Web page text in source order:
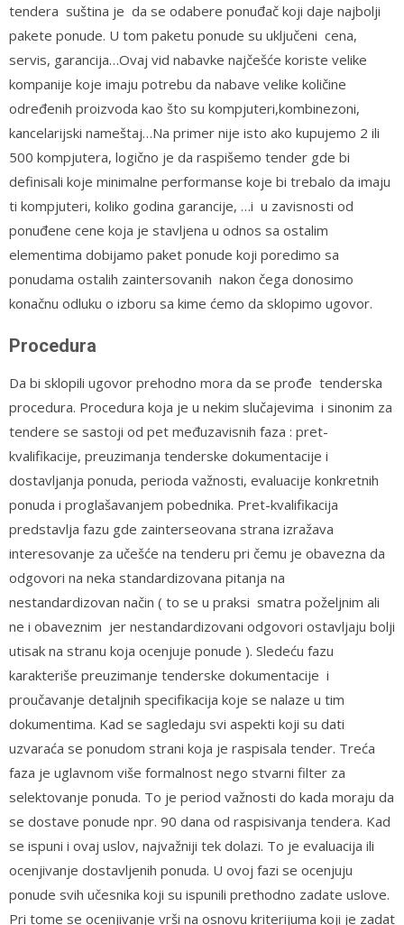
tendera suština je da se odabere ponuđač koji daje najbolji
pakete ponude. U tom paketu ponude su uključeni cena,
servis, garancija…Ovaj vid nabavke najčešće koriste velike
kompanije koje imaju potrebu da nabave velike količine
određenih proizvoda kao što su kompjuteri,kombinezoni,
kancelarijski nameštaj…Na primer nije isto ako kupujemo 2 ili
500 kompjutera, logično je da raspišemo tender gde bi
definisali koje minimalne performanse koje bi trebalo da imaju
ti kompjuteri, koliko godina garancije, …i u zavisnosti od
ponuđene cene koja je stavljena u odnos sa ostalim
elementima dobijamo paket ponude koji poredimo sa
ponudama ostalih zaintersovanih nakon čega donosimo
konačnu odluku o izboru sa kime ćemo da sklopimo ugovor.
Procedura
Da bi sklopili ugovor prehodno mora da se prođe tenderska
procedura. Procedura koja je u nekim slučajevima i sinonim za
tendere se sastoji od pet međuzavisnih faza : pret-
kvalifikacije, preuzimanja tenderske dokumentacije i
dostavljanja ponuda, perioda važnosti, evaluacije konkretnih
ponuda i proglašavanjem pobednika. Pret-kvalifikacija
predstavlja fazu gde zainterseovana strana izražava
interesovanje za učešće na tenderu pri čemu je obavezna da
odgovori na neka standardizovana pitanja na
nestandardizovan način ( to se u praksi smatra poželjnim ali
ne i obaveznim jer nestandardizovani odgovori ostavljaju bolji
utisak na stranu koja ocenjuje ponude ). Sledeću fazu
karakteriše preuzimanje tenderske dokumentacije i
proučavanje detaljnih specifikacija koje se nalaze u tim
dokumentima. Kad se sagledaju svi aspekti koji su dati
uzvaraća se ponudom strani koja je raspisala tender. Treća
faza je uglavnom više formalnost nego stvarni filter za
selektovanje ponuda. To je period važnosti do kada moraju da
se dostave ponude npr. 90 dana od raspisivanja tendera. Kad
se ispuni i ovaj uslov, najvažniji tek dolazi. To je evaluacija ili
ocenjivanje dostavljenih ponuda. U ovoj fazi se ocenjuju
ponude svih učesnika koji su ispunili prethodno zadate uslove.
Pri tome se ocenjivanje vrši na osnovu kriterijuma koji je zadat